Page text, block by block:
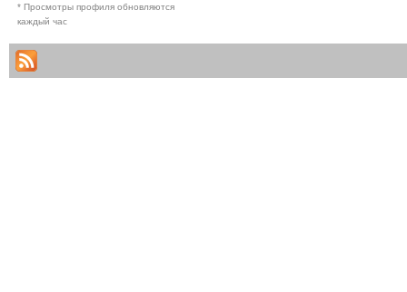
* Просмотры профиля обновляются
каждый час